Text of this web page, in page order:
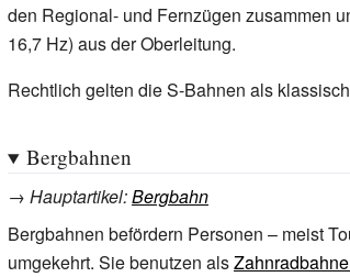
den Regional- und Fernzügen zusammen
16,7 Hz) aus der Oberleitung.
Rechtlich gelten die S-Bahnen als
Bergbahnen
→ Hauptartikel:Bergbahn
Bergbahnen befördern Personen – meist
umgekehrt. Sie benutzen als